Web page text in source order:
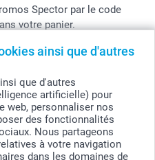
ainsi que d'autres
que d'autres
artificielle) pour
web, personnaliser nos
des fonctionnalités
Nous partageons
à votre navigation
dans les domaines de
Spector par le code
votre panier.
9230 Wetteren, Belgique
2711 5569 - BIC: GEBABEBB
incluse et hors frais de port.